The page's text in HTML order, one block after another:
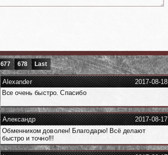
677 678 Last
2017-08-18
Alexander
Все очень быстро. Спасибо
2017-08-17
Александр
Обменником доволен! Благодарю! Всё делают
быстро и точно!!!